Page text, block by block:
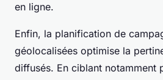
en ligne.
Enfin, la planification de
géolocalisées optimise la
diffusés. En ciblant notamment